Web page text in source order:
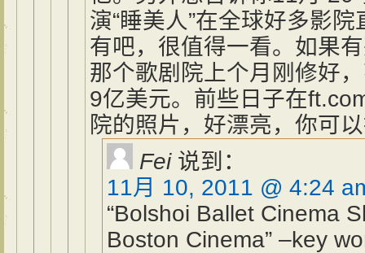
演“睡美人”在全球好多影
有吧，很值得一看。如果
那个歌剧院上个月刚修好
9亿美元。前些日子在
院的照片，好漂亮，你可
Fei 说到：
11月 10, 2011 @ 4:24
“Bolshoi Ballet Cinema
Boston Cinema” –key